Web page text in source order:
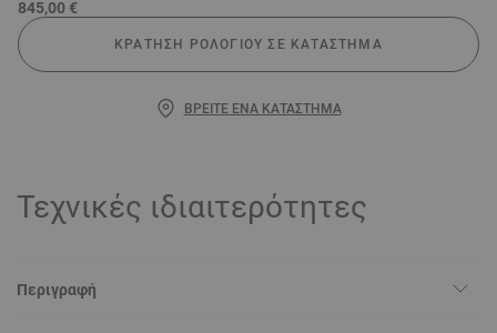
845,00 €
ΚΡΆΤΗΣΗ ΡΟΛΟΓΙΟΎ ΣΕ ΚΑΤΆΣΤΗΜΑ
ΒΡΕΊΤΕ ΈΝΑ ΚΑΤΆΣΤΗΜΑ
Τεχνικές ιδιαιτερότητες
Περιγραφή